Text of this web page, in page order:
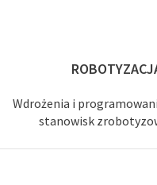
Wdrożenia i
stanowisk